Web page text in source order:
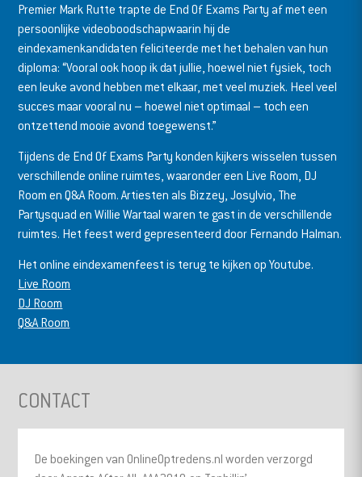
Premier Mark Rutte trapte de End Of Exams Party af met een
persoonlijke videoboodschapwaarin hij de
eindexamenkandidaten feliciteerde met het behalen van hun
diploma: “Vooral ook hoop ik dat jullie, hoewel niet fysiek, toch
een leuke avond hebben met elkaar, met veel muziek. Heel veel
succes maar vooral nu – hoewel niet optimaal – toch een
ontzettend mooie avond toegewenst.”
Tijdens de End Of Exams Party konden kijkers wisselen tussen
verschillende online ruimtes, waaronder een Live Room, DJ
Room en Q&A Room. Artiesten als Bizzey, Josylvio, The
Partysquad en Willie Wartaal waren te gast in de verschillende
ruimtes. Het feest werd gepresenteerd door Fernando Halman.
Het online eindexamenfeest is terug te kijken op Youtube.
Live Room
DJ Room
Q&A Room
CONTACT
De boekingen van OnlineOptredens.nl worden verzorgd